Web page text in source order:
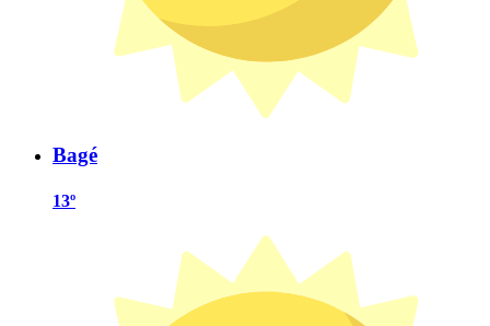
Bagé
13º